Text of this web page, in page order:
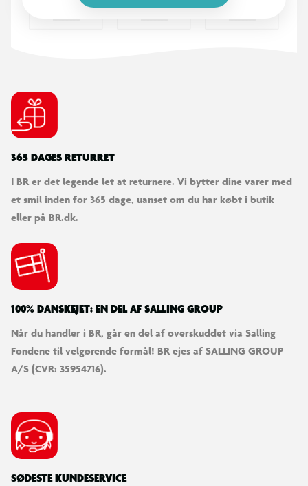
365 DAGES RETURRET
I BR er det legende let at returnere. Vi bytter dine varer med
et smil inden for 365 dage, uanset om du har købt i butik
eller på BR.dk.
100% DANSKEJET: EN DEL AF SALLING GROUP
Når du handler i BR, går en del af overskuddet via Salling
Fondene til velgørende formål! BR ejes af SALLING GROUP
A/S (CVR: 35954716).
SØDESTE KUNDESERVICE